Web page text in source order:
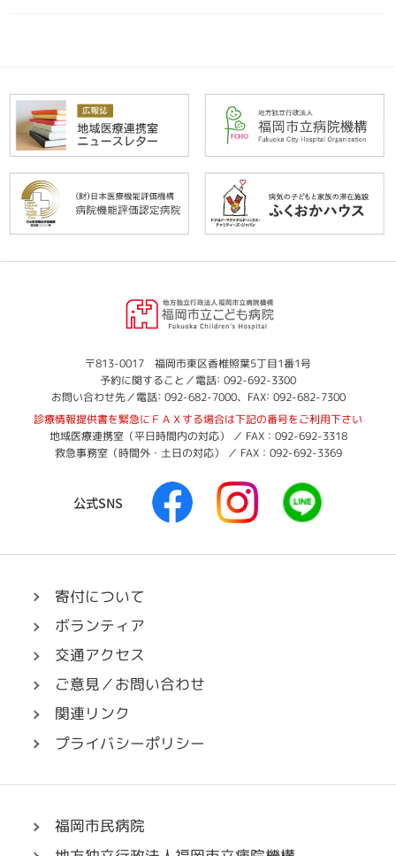
福
岡
立
こ
ど
も
病
〒813-0017 福岡市東区香椎照葉5丁目1番1号
予約に関すること／電話: 092-692-3300
お問い合わせ先／電話: 092-682-7000、FAX: 092-682-7300
診療情報提供書を緊急にＦＡＸする場合は下記の番号をご利用下さい
地域医療連携室（平日時間内の対応） ／ FAX：092-692-3318
救急事務室（時間外・土日の対応） ／ FAX：092-692-3369
公式SNS
F
a
e
リ
ン
I
n
t
L
I
E
寄付について
ボランティア
交通アクセス
ご意見／お問い合わせ
関連リンク
プライバシーポリシー
福岡市民病院